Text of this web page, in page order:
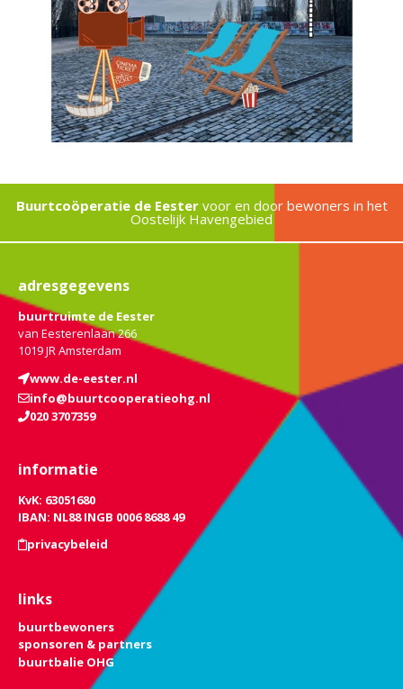
Buurtcoöperatie de Eestervoor en door bewoners in het
Oostelijk Havengebied
adresgegevens
buurtruimte de Eester
van Eesterenlaan 266
1019 JR Amsterdam
www.de-eester.nl
info@buurtcooperatieohg.nl
020 3707359
informatie
KvK: 63051680
IBAN: NL88 INGB 0006 8688 49
privacybeleid
links
buurtbewoners
sponsoren & partners
buurtbalie OHG